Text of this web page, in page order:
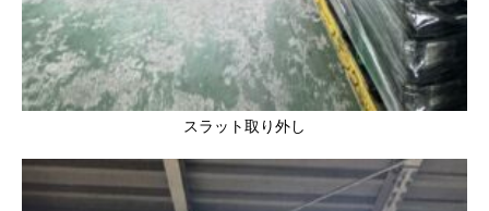
スラット取り外し